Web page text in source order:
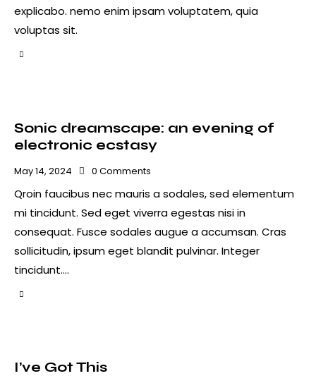
explicabo. nemo enim ipsam voluptatem, quia
voluptas sit.
Sonic dreamscape: an evening of
electronic ecstasy
May 14, 2024 0 Comments
Qroin faucibus nec mauris a sodales, sed elementum
mi tincidunt. Sed eget viverra egestas nisi in
consequat. Fusce sodales augue a accumsan. Cras
sollicitudin, ipsum eget blandit pulvinar. Integer
tincidunt.…
I’ve Got This